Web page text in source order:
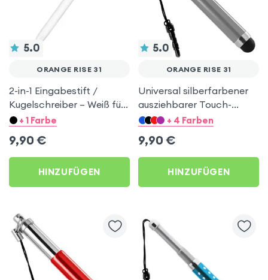
5.0
ORANGE RISE 31
2-in-1 Eingabestift /
Kugelschreiber – Weiß für
Orange Rise 31
+ 1 Farbe
9,90 €
HINZUFÜGEN
5.0
ORANGE RISE 31
Universal silberfarbener
ausziehbarer Touch-
Screen Eingabestift mit
+ 4 Farben
9,90 €
HINZUFÜGEN